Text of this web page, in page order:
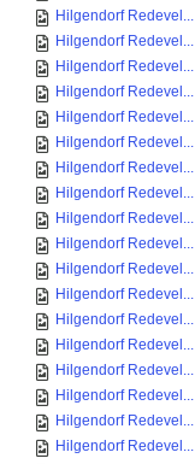
Hilgendorf Redevel...
Hilgendorf Redevel...
Hilgendorf Redevel...
Hilgendorf Redevel...
Hilgendorf Redevel...
Hilgendorf Redevel...
Hilgendorf Redevel...
Hilgendorf Redevel...
Hilgendorf Redevel...
Hilgendorf Redevel...
Hilgendorf Redevel...
Hilgendorf Redevel...
Hilgendorf Redevel...
Hilgendorf Redevel...
Hilgendorf Redevel...
Hilgendorf Redevel...
Hilgendorf Redevel...
Hilgendorf Redevel...